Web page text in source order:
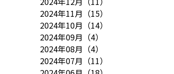
2024年11月 （15）
2024年10月 （14）
2024年09月 （4）
2024年08月 （4）
2024年07月 （11）